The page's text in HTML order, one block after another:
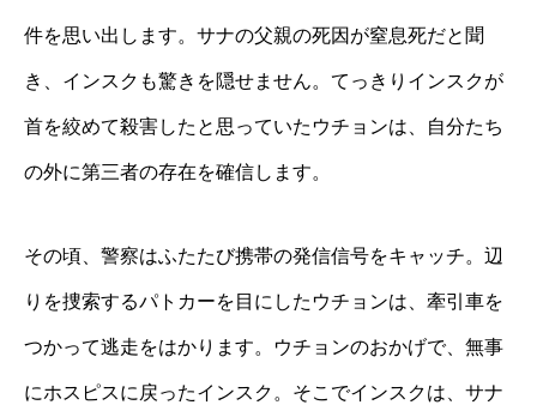
件を思い出します。サナの父親の死因が窒息死だと聞
き、インスクも驚きを隠せません。てっきりインスクが
首を絞めて殺害したと思っていたウチョンは、自分たち
の外に第三者の存在を確信します。
その頃、警察はふたたび携帯の発信信号をキャッチ。辺
りを捜索するパトカーを目にしたウチョンは、牽引車を
つかって逃走をはかります。ウチョンのおかげで、無事
にホスピスに戻ったインスク。そこでインスクは、サナ